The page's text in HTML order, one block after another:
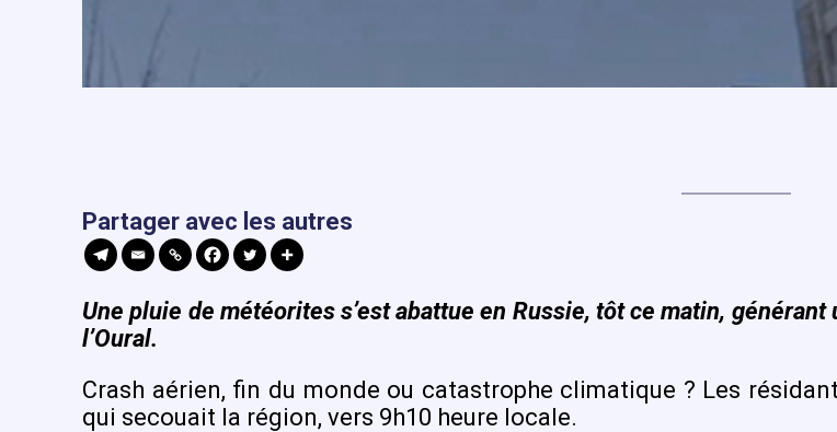
Partager avec les autres
Une pluie de météorites s’est abattue en Russie, tôt ce matin,
l’Oural.
Crash aérien, fin du monde ou catastrophe climatique ? Les
qui secouait la région, vers 9h10 heure locale.